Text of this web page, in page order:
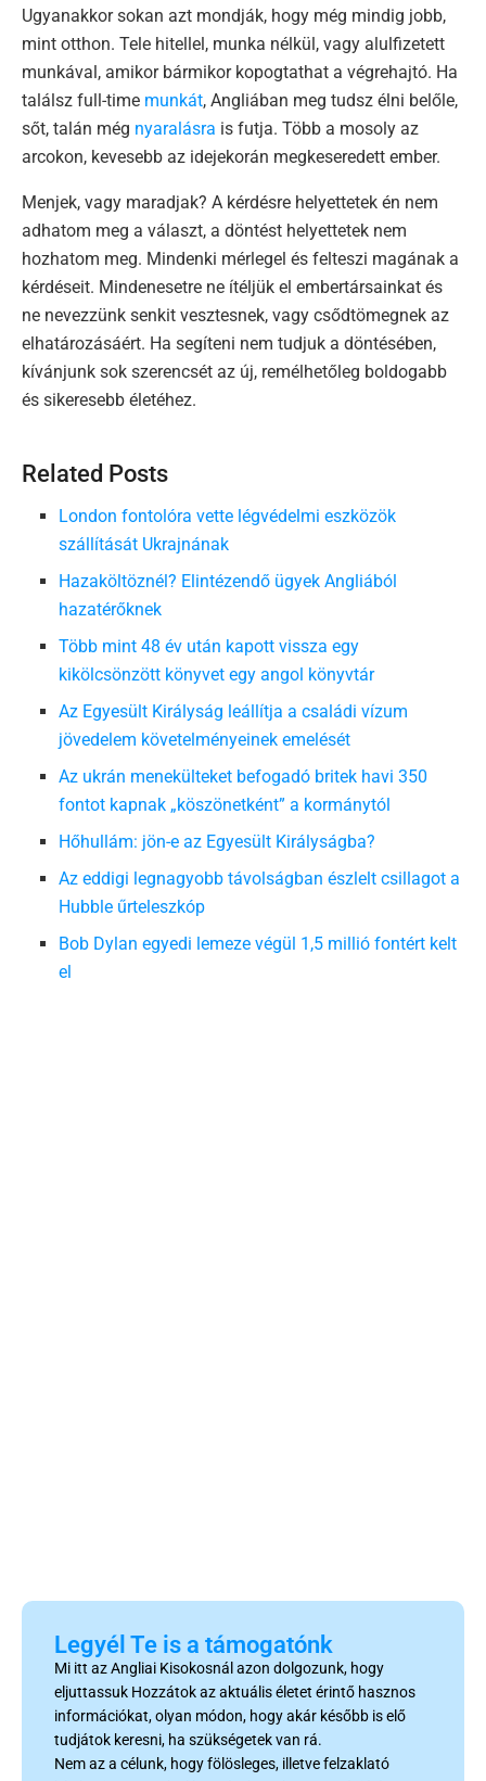
Ugyanakkor sokan azt mondják, hogy még mindig jobb,
mint otthon. Tele hitellel, munka nélkül, vagy alulfizetett
munkával, amikor bármikor kopogtathat a végrehajtó. Ha
találsz full-time munkát, Angliában meg tudsz élni belőle,
sőt, talán még nyaralásra is futja. Több a mosoly az
arcokon, kevesebb az idejekorán megkeseredett ember.
Menjek, vagy maradjak? A kérdésre helyettetek én nem
adhatom meg a választ, a döntést helyettetek nem
hozhatom meg. Mindenki mérlegel és felteszi magának a
kérdéseit. Mindenesetre ne ítéljük el embertársainkat és
ne nevezzünk senkit vesztesnek, vagy csődtömegnek az
elhatározásáért. Ha segíteni nem tudjuk a döntésében,
kívánjunk sok szerencsét az új, remélhetőleg boldogabb
és sikeresebb életéhez.
Related Posts
London fontolóra vette légvédelmi eszközök
szállítását Ukrajnának
Hazaköltöznél? Elintézendő ügyek Angliából
hazatérőknek
Több mint 48 év után kapott vissza egy
kikölcsönzött könyvet egy angol könyvtár
Az Egyesült Királyság leállítja a családi vízum
jövedelem követelményeinek emelését
Az ukrán menekülteket befogadó britek havi 350
fontot kapnak „köszönetként” a kormánytól
Hőhullám: jön-e az Egyesült Királyságba?
Az eddigi legnagyobb távolságban észlelt csillagot a
Hubble űrteleszkóp
Bob Dylan egyedi lemeze végül 1,5 millió fontért kelt
el
Legyél Te is a támogatónk
Mi itt az Angliai Kisokosnál azon dolgozunk, hogy
eljuttassuk Hozzátok az aktuális életet érintő hasznos
információkat, olyan módon, hogy akár később is elő
tudjátok keresni, ha szükségetek van rá.
Nem az a célunk, hogy fölösleges, illetve felzaklató